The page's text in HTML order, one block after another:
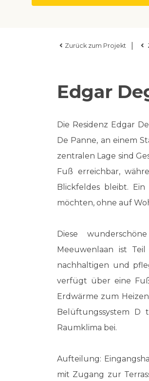
Zurück zum Projekt
Edgar
Die Residenz Edgar
De Panne, an einem
zentralen Lage sind
Fuß erreichbar,
Blickfeldes bleibt.
möchten, ohne auf
Diese
Meeuwenlaan ist
nachhaltigen und
verfügt über eine
Erdwärme zum
Belüftungssystem D
Raumklima bei.
Aufteilung:
mit Zugang zur